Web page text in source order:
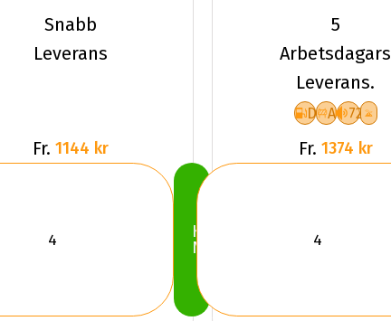
Wintercraft
ICE WI3
Snabb
Leverans
Fr. 1144 kr
Köp
Nu
KUMHO
SOLUS 4S
HA32 XL
5
Arbetsdagars
Leverans.
D A 72
Fr. 1374 kr